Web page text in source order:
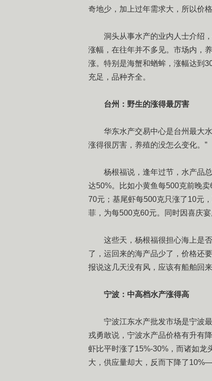
奇地少，加上过年需求大，所以价
洞头从事水产的业内人士介绍，
涨幅，在往年并不多见。市场内，
涨。特别是海蟹和蝤蛑，涨幅达到
充足，品种齐全。
台州：野生的涨得最厉害
华东水产交易中心是台州最大水
涨得很厉害，养殖的没怎么变化。”
杨根福说，逢年过节，水产品总
达50%。比如小黄鱼每500克前晚
70元；基尾虾每500克只涨了10元
菲，为每500克60元。同时因喜庆
这些天，杨根福很担心海上是否
了，运回来的海产品少了，价格还
报说这几天没有风，应该有船舶回
宁波：中高档水产涨得高
宁波江东水产批发市场是宁波最
戎勇敢说，宁波水产品价格有升有
虾比平时涨了15%-30%，而诸如龙
大，供应量却大，反而下降了